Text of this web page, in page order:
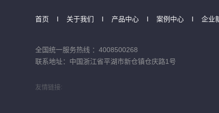
首页 I 关于我们 I 产品中心 I 案例中心 I 企业
全国统一服务热线 ：4008500268
联系地址：中国浙江省平湖市新仓镇仓庆路1号
友情链接: